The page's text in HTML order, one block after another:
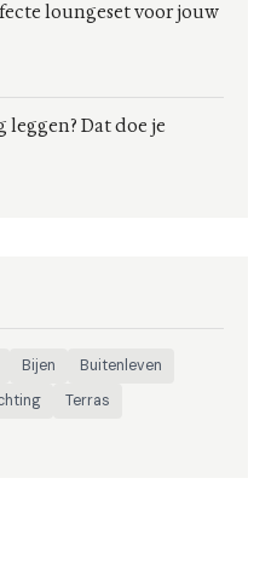
loungeset voor jouw
Dat doe je
Bijen
Buitenleven
Terras